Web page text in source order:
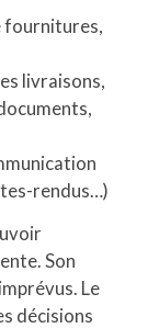
fournitures,
livraisons,
rendus…)
Son
Le
décisions